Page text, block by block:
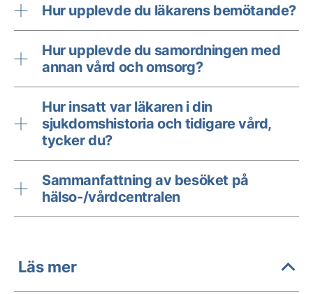
Hur upplevde du läkarens bemötande?
Hur upplevde du samordningen med
annan vård och omsorg?
Hur insatt var läkaren i din
sjukdomshistoria och tidigare vård,
tycker du?
Sammanfattning av besöket på
hälso-/vårdcentralen
Läs mer